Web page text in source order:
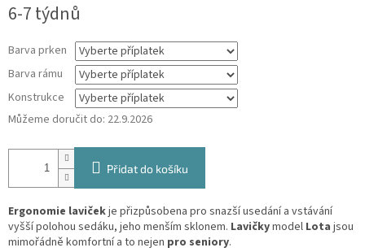
cena:
6-7 týdnů
Barva prken
Barva rámu
Konstrukce
Můžeme doručit do: 22.9.2026
Přidat do košíku
Ergonomie lavičekje přizpůsobena pro snazší usedání a vstávání
vyšší polohou sedáku, jeho menším sklonem. Lavičkymodel Lota jsou
mimořádně komfortní a to nejen pro seniory.